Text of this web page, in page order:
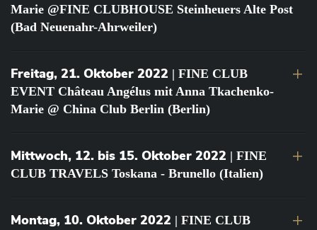
Marie @FINE CLUBHOUSE Steinheuers Alte Post
(Bad Neuenahr-Ahrweiler)
Freitag, 21. Oktober 2022 | FINE CLUB
EVENT Château Angélus mit Anna Tkachenko-
Marie @ China Club Berlin (Berlin)
Mittwoch, 12. bis 15. Oktober 2022 | FINE
CLUB TRAVELS Toskana - Brunello (Italien)
Montag, 10. Oktober 2022 | FINE CLUB